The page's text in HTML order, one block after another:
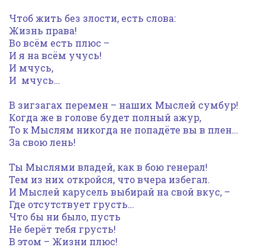
Чтоб жить без злости, есть слова:
Жизнь права!
Во всём есть плюс –
И я на всём учусь!
И мчусь,
И мчусь…
В зигзагах перемен – наших Мыслей сумбур!
Когда же в голове будет полный ажур,
То к Мыслям никогда не попадёте вы в плен…
За свою лень!
Ты Мыслями владей, как в бою генерал!
Тем из них откройся, что вчера избегал.
И Мыслей карусель выбирай на свой вкус, –
Где отсутствует грусть…
Что бы ни было, пусть
Не берёт тебя грусть!
В этом – Жизни плюс!